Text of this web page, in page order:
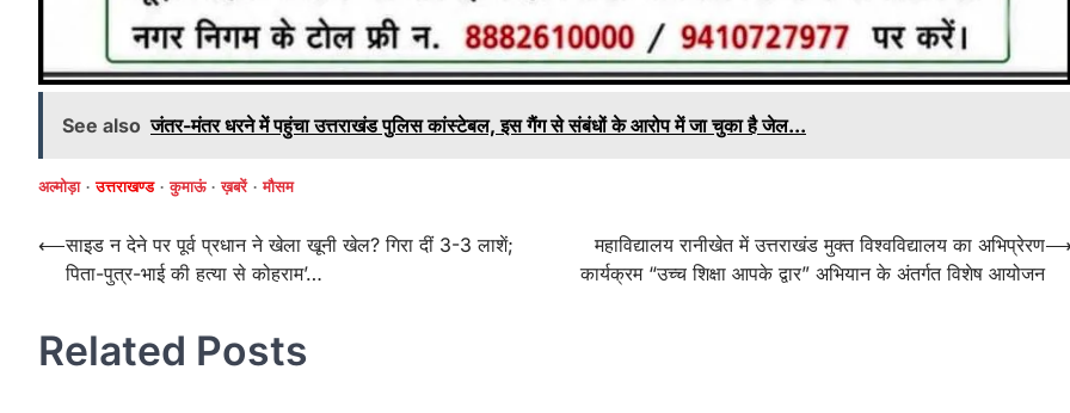
See also जंतर-मंतर धरने में पहुंचा उत्तराखंड पुलिस कांस्टेबल, इस गैंग से संबंधों के आरोप में जा चुका है जेल...
अल्मोड़ा उत्तराखण्ड कुमाऊं ख़बरें मौसम
Post
navigation
⟵साइड न देने पर पूर्व प्रधान ने खेला खूनी खेल? गिरा दीं 3-3 लाशें;
पिता-पुत्र-भाई की हत्‍या से कोहराम’…
महाविद्यालय रानीखेत में उत्तराखंड मुक्त विश्वविद्यालय का अभिप्रेरण
कार्यक्रम “उच्च शिक्षा आपके द्वार” अभियान के अंतर्गत विशेष आयोजन
⟶
Related Posts